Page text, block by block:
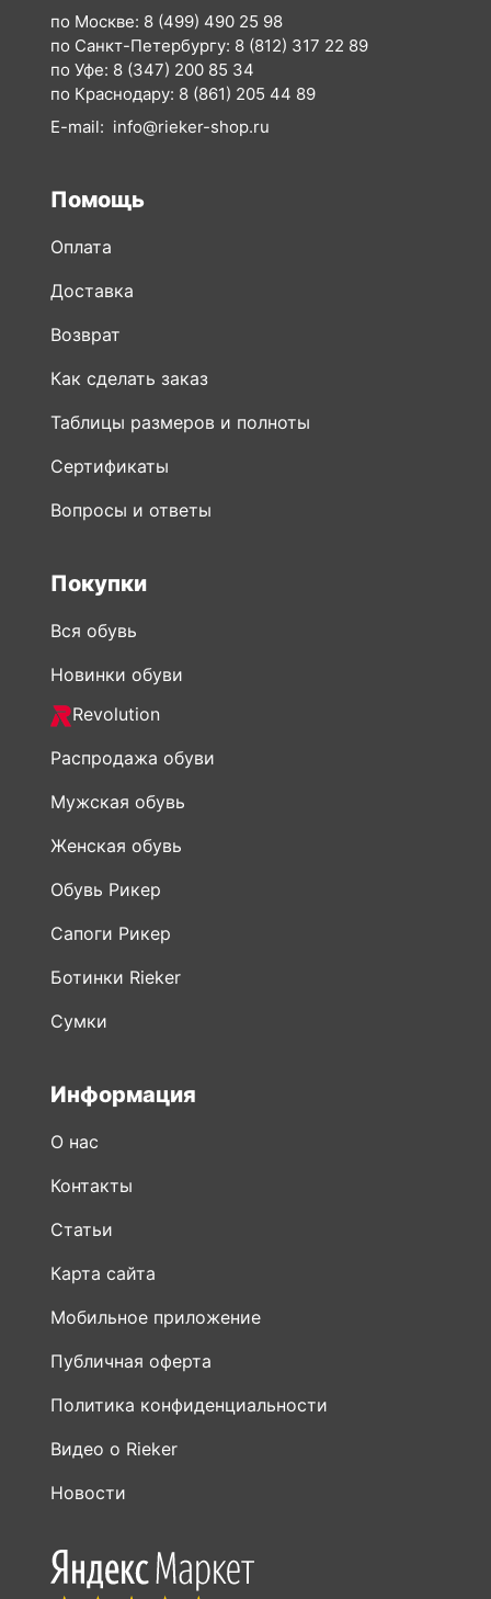
по Москве: 8 (499) 490 25 98
по Санкт-Петербургу: 8 (812) 317 22 89
по Уфе: 8 (347) 200 85 34
по Краснодару: 8 (861) 205 44 89
E-mail: info@rieker-shop.ru
Помощь
Оплата
Доставка
Возврат
Как сделать заказ
Таблицы размеров и полноты
Сертификаты
Вопросы и ответы
Покупки
Вся обувь
Новинки обуви
Revolution
Распродажа обуви
Мужская обувь
Женская обувь
Обувь Рикер
Сапоги Рикер
Ботинки Rieker
Сумки
Информация
О нас
Контакты
Статьи
Карта сайта
Мобильное приложение
Публичная оферта
Политика конфиденциальности
Видео о Rieker
Новости